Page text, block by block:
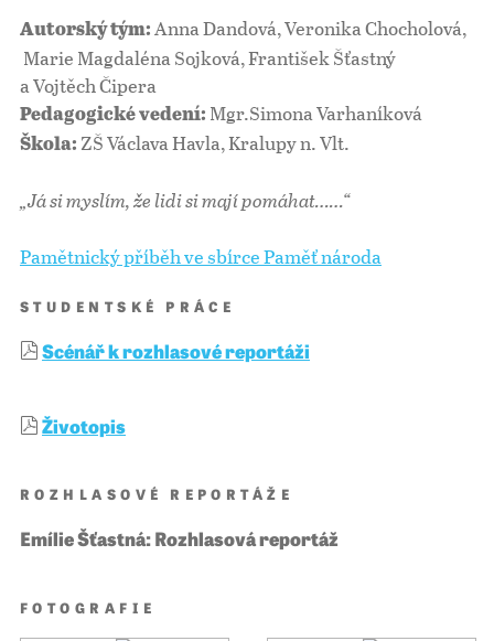
Autorský tým: Anna Dandová, Veronika Chocholová,
Marie Magdaléna Sojková, František Šťastný
a Vojtěch Čipera
Pedagogické vedení: Mgr.Simona Varhaníková
Škola: ZŠ Václava Havla, Kralupy n. Vlt.
„Já si myslím, že lidi si mají pomáhat……“
Pamětnický příběh ve sbírce Paměť národa
STUDENTSKÉ PRÁCE
Scénář k rozhlasové reportáži
Životopis
ROZHLASOVÉ REPORTÁŽE
Emílie Šťastná: Rozhlasová reportáž
FOTOGRAFIE